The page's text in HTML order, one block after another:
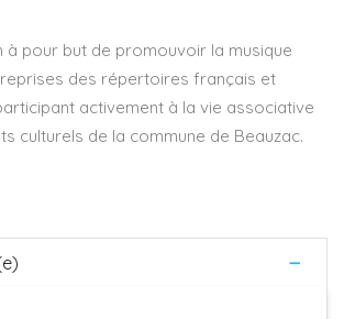
à pour but de promouvoir la musique
des répertoires français et
activement à la vie associative
culturels de la commune de Beauzac.